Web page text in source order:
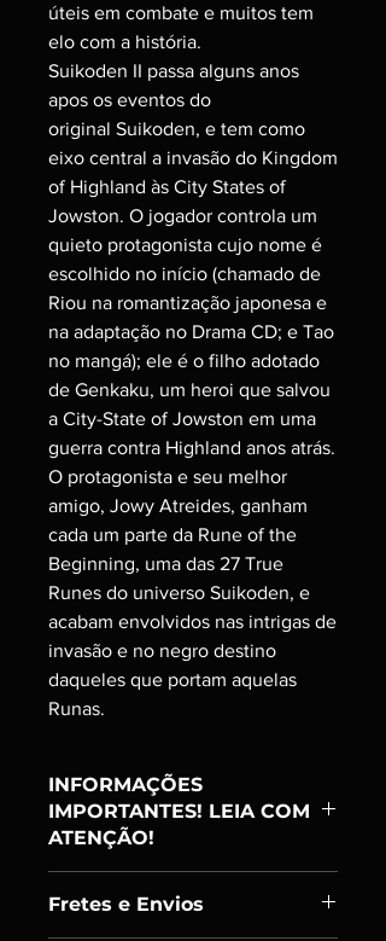
úteis em combate e muitos tem
elo com a história.
Suikoden II passa alguns anos
apos os eventos do
original Suikoden, e tem como
eixo central a invasão do Kingdom
of Highland às City States of
Jowston. O jogador controla um
quieto protagonista cujo nome é
escolhido no início (chamado de
Riou na romantização japonesa e
na adaptação no Drama CD; e Tao
no mangá); ele é o filho adotado
de Genkaku, um heroi que salvou
a City-State of Jowston em uma
guerra contra Highland anos atrás.
O protagonista e seu melhor
amigo, Jowy Atreides, ganham
cada um parte da Rune of the
Beginning, uma das 27 True
Runes do universo Suikoden, e
acabam envolvidos nas intrigas de
invasão e no negro destino
daqueles que portam aquelas
Runas.
INFORMAÇÕES
IMPORTANTES! LEIA COM
ATENÇÃO!
PRODUTO USADO;
ADQUIRIDO E TESTADO UM A UM;
Fretes e Envios